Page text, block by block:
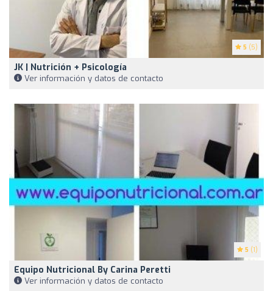
5 (5)
JK | Nutrición + Psicología
Ver información y datos de contacto
5 (1)
Equipo Nutricional By Carina Peretti
Ver información y datos de contacto